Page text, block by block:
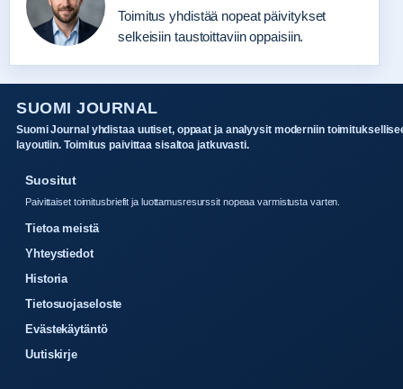
Toimitus yhdistää nopeat päivitykset
selkeisiin taustoittaviin oppaisiin.
SUOMI JOURNAL
Suomi Journal yhdistaa uutiset, oppaat ja analyysit moderniin
layoutiin. Toimitus paivittaa sisaltoa jatkuvasti.
Suositut
Paivittaiset toimitusbriefit ja luottamusresurssit nopeaa varmistusta varten.
Tietoa meistä
Yhteystiedot
Historia
Tietosuojaseloste
Evästekäytäntö
Uutiskirje